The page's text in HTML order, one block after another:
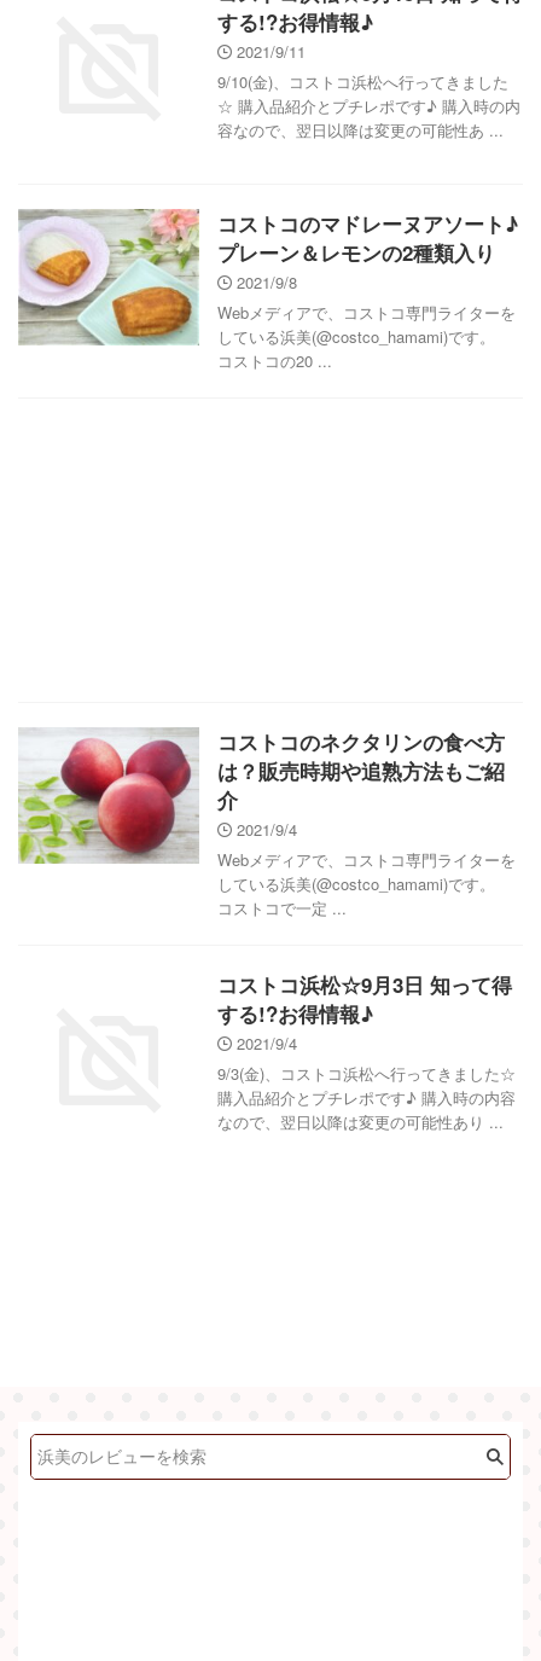
する!?お得情報♪
2021/9/11
9/10(金)、コストコ浜松へ行ってきました
☆ 購入品紹介とプチレポです♪ 購入時の内
容なので、翌日以降は変更の可能性あ ...
コストコのマドレーヌアソート♪
プレーン＆レモンの2種類入り
2021/9/8
Webメディアで、コストコ専門ライターを
している浜美(@costco_hamami)です。
コストコの20 ...
コストコのネクタリンの食べ方
は？販売時期や追熟方法もご紹
介
2021/9/4
Webメディアで、コストコ専門ライターを
している浜美(@costco_hamami)です。
コストコで一定 ...
コストコ浜松☆9月3日 知って得
する!?お得情報♪
2021/9/4
9/3(金)、コストコ浜松へ行ってきました☆
購入品紹介とプチレポです♪ 購入時の内容
なので、翌日以降は変更の可能性あり ...